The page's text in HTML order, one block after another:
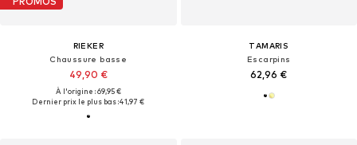
RIEKER
Chaussure basse
49,90 €
À l'origine : 69,95 €
Dernier prix le plus bas :41,97 €
TAMARIS
Escarpins
62,96 €